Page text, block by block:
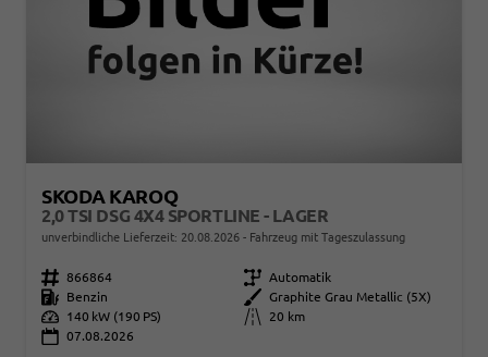
SKODA KAROQ
2,0 TSI DSG 4X4 SPORTLINE - LAGER
unverbindliche Lieferzeit: 20.08.2026 Fahrzeug mit Tageszulassung
Fahrzeugnr. 866864 Getriebe Automatik
Kraftstoff
Benzin Außenfarbe
Graphite Grau Metallic (5X)
Leistung
140 kW (190 PS) Kilometerstand
20 km
07.08.2026